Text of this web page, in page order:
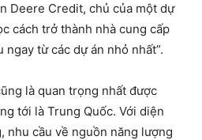
Deere Credit, chủ của một dự
cách trở thành nhà cung cấp
từ các dự án nhỏ nhất”.
là quan trọng nhất được
tới là Trung Quốc. Với diện
nhu cầu về nguồn năng lượng